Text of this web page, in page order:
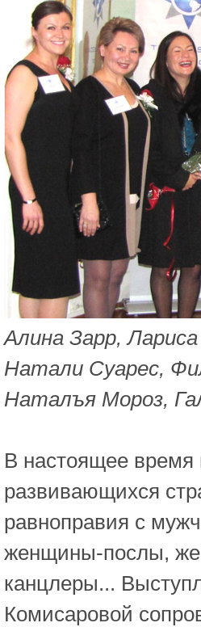
Алина Зарp,
Натали Суареc,
Наталъя Мороз,
В настоящее время
развивающихся
равноправия с
женщины-послы,
канцлеры...
Комисаровой